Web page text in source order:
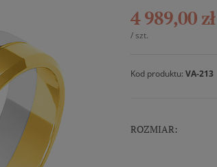
4 989,00 zł
/ szt.
Kod produktu: VA-213
ROZMIAR: